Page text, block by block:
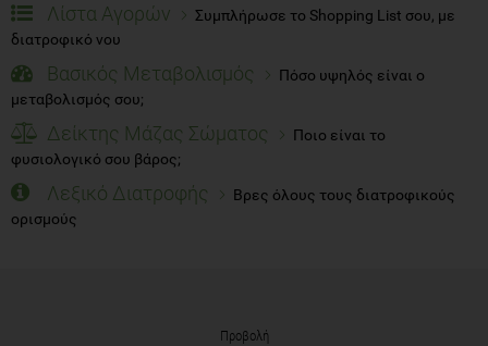
Λίστα Αγορών
Συμπλήρωσε το Shopping List σου, με
διατροφικό νου
Βασικός Μεταβολισμός
Πόσο υψηλός είναι ο
μεταβολισμός σου;
Δείκτης Μάζας Σώματος
Ποιο είναι το
φυσιολογικό σου βάρος;
Λεξικό Διατροφής
Βρες όλους τους διατροφικούς
ορισμούς
Προβολή